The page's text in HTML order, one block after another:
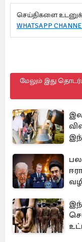
செய்திகளை
WHATSAPP
மேலும் இது